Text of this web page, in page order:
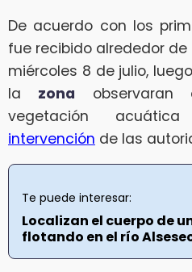
De acuerdo con los
fue recibido alrededor de
miércoles 8 de julio,
la zona
vegetación
intervención de las
Te puede interesar:
Localizan el cuerpo de
flotando en el río